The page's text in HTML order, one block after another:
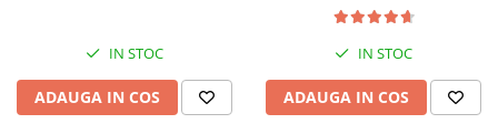
IN STOC
ADAUGA IN COS
IN STOC
ADAUGA IN COS